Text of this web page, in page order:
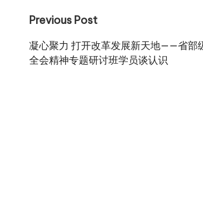
Post
navigation
Previous Post
凝心聚力 打开改革发展新天地——省部
全会精神专题研讨班学员谈认识